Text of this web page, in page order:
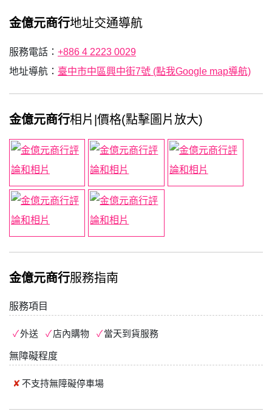
金億元商行地址交通導航
服務電話： +886 4 2223 0029
地址導航： 臺中市中區興中街7號 (點我Google map導航)
金億元商行相片|價格(點擊圖片放大)
金億元商行服務指南
服務項目
外送 店內購物 當天到貨服務
無障礙程度
不支持無障礙停車場